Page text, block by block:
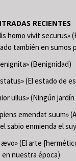
RECIENTES
homo vivit securus»
también en sumos
(Benignidad)
(El estado de
ullus» (Ningún jardín
emendat suum»
sabio enmienda el
(El arte
en nuestra época)